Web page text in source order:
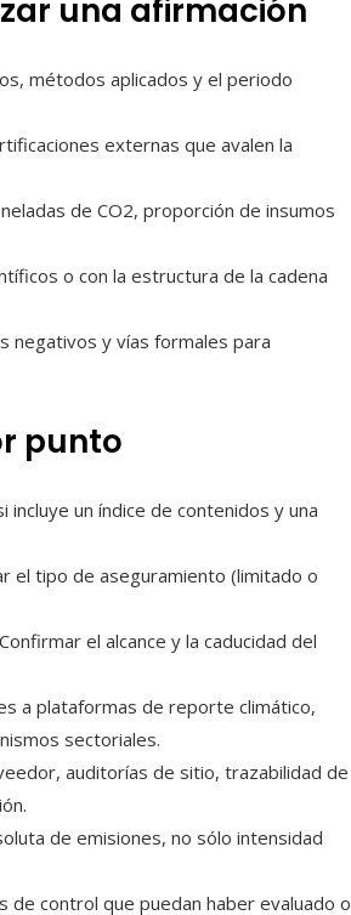
una afirmación
métodos aplicados y el periodo
externas que avalen la
de CO2, proporción de insumos
o con la estructura de la cadena
negativos y vías formales para
punto
un índice de contenidos y una
el tipo de aseguramiento (limitado o
el alcance y la caducidad del
a plataformas de reporte climático,
sectoriales.
auditorías de sitio, trazabilidad de
de emisiones, no sólo intensidad
de control que puedan haber evaluado o